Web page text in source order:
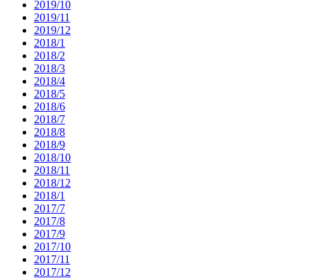
2019/10
2019/11
2019/12
2018/1
2018/2
2018/3
2018/4
2018/5
2018/6
2018/7
2018/8
2018/9
2018/10
2018/11
2018/12
2018/1
2017/7
2017/8
2017/9
2017/10
2017/11
2017/12